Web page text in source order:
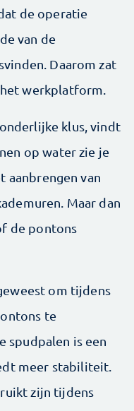
de operatie
van de
Daarom zat
werkplatform.
klus, vindt
op water zie je
aanbrengen van
Maar dan
de pontons
om tijdens
te
spudpalen is een
meer stabiliteit.
zijn tijdens